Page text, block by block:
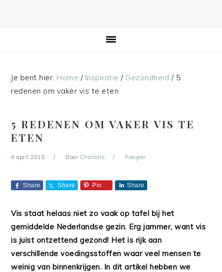
Je bent hier: Home / Inspiratie / Gezondheid /5
redenen om vaker vis te eten
5 REDENEN OM VAKER VIS TE
ETEN
4 april 2018 Door Charlotte Reageer
Share Share Pin Share
Vis staat helaas niet zo vaak op tafel bij het
gemiddelde Nederlandse gezin. Erg jammer, want vis
is juist ontzettend gezond! Het is rijk aan
verschillende voedingsstoffen waar veel mensen te
weinig van binnenkrijgen. In dit artikel hebben we